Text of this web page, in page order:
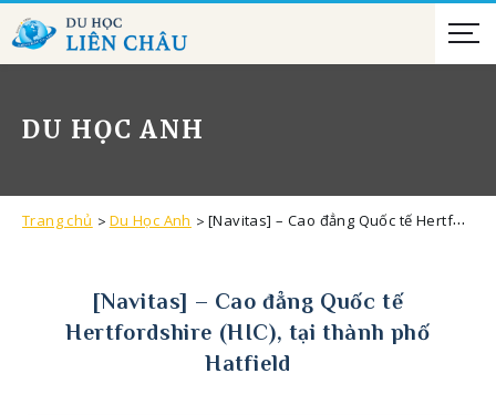
DU HỌC ANH
Trang chủ Du Học Anh [Navitas] – Cao đẳng Quốc tế Hertfordshire (HIC), tại thành phố Hatfield
[Navitas] – Cao đẳng Quốc tế
Hertfordshire (HIC), tại thành phố
Hatfield